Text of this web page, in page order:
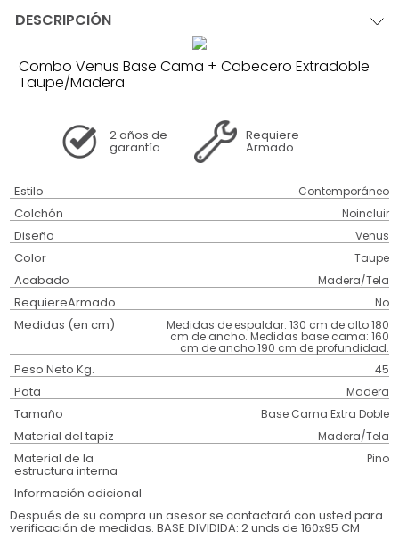
DESCRIPCIÓN
Combo Venus Base Cama + Cabecero Extradoble
Taupe/Madera
2 años de
garantía
Requiere
Armado
Estilo Contemporáneo
Colchón Noincluir
Diseño Venus
Color Taupe
Acabado Madera/Tela
RequiereArmado No
Medidas (en cm) Medidas de espaldar: 130 cm de alto 180
cm de ancho. Medidas base cama: 160
cm de ancho 190 cm de profundidad.
Peso Neto Kg. 45
Pata Madera
Tamaño Base Cama Extra Doble
Material del tapiz Madera/Tela
Material de la
estructura interna
Pino
Información adicional
Después de su compra un asesor se contactará con usted para
verificación de medidas. BASE DIVIDIDA: 2 unds de 160x95 CM